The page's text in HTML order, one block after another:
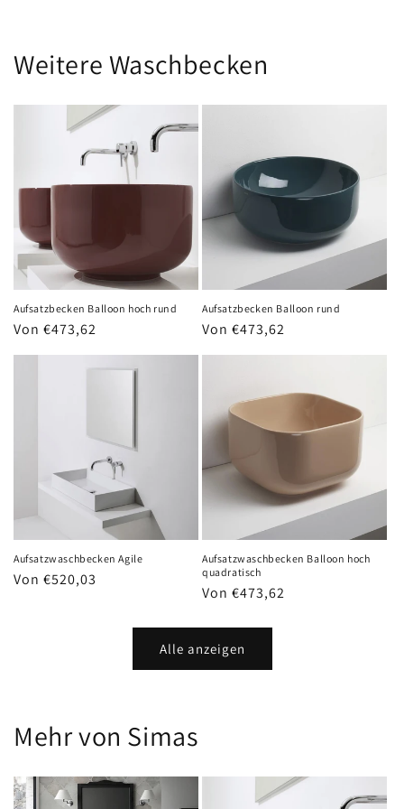
Weitere Waschbecken
Aufsatzbecken Balloon hoch rund
Normaler
Von €473,62
Aufsatzbecken Balloon rund
Normaler
Von €473,62
Aufsatzwaschbecken Agile
Normaler
Von €520,03
Aufsatzwaschbecken Balloon hoch
quadratisch
Normaler
Von €473,62
Alle anzeigen
Mehr von Simas